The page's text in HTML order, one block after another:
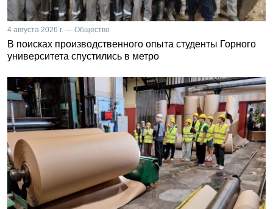
4 августа 2026 г. — Общество
В поисках производственного опыта студенты Горного
университета спустились в метро